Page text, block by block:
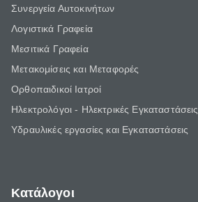
Συνεργεία Αυτοκινήτων
Λογιστικά Γραφεία
Μεσιτικά Γραφεία
Μετακομίσεις και Μεταφορές
Ορθοπαιδικοί Ιατροί
Ηλεκτρολόγοι - Ηλεκτρικές Εγκαταστάσεις
Υδραυλικές εργασίες και Εγκαταστάσεις
Κατάλογοι